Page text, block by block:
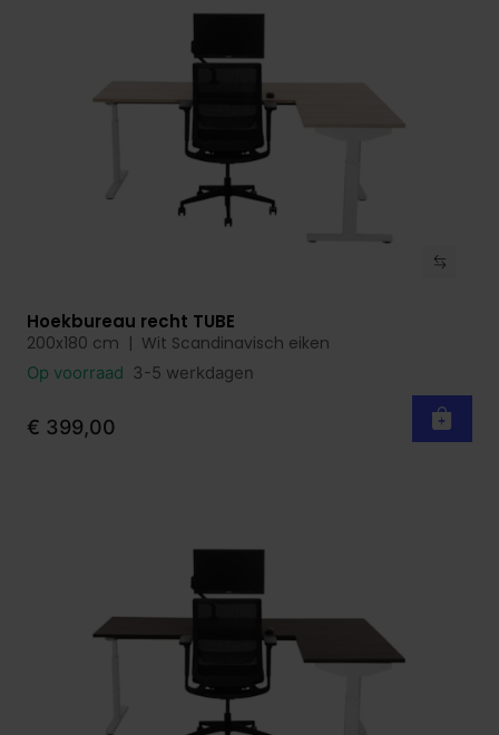
Bekijk product
Hoekbureau recht TUBE
200x180 cm | Wit Scandinavisch eiken
Op voorraad 3-5 werkdagen
€ 399,00